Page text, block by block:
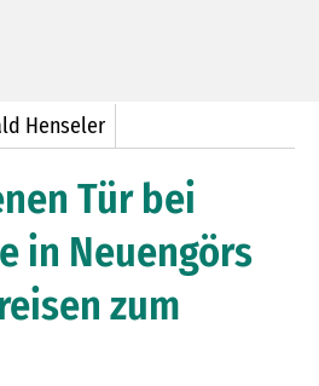
Henseler
Tür bei
in Neuengörs
zum